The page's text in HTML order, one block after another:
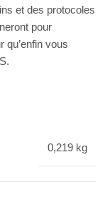
0,219 kg
et des protocoles
pour
vous